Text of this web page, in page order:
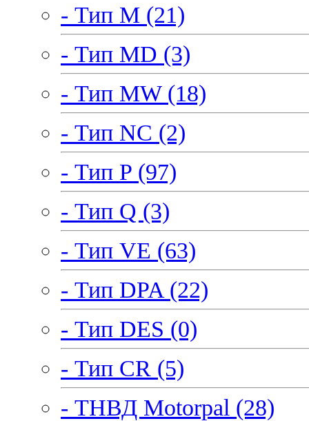
- Тип M (21)
- Тип MD (3)
- Тип MW (18)
- Тип NC (2)
- Тип P (97)
- Тип Q (3)
- Тип VE (63)
- Тип DPA (22)
- Тип DES (0)
- Тип CR (5)
- ТНВД Motorpal (28)